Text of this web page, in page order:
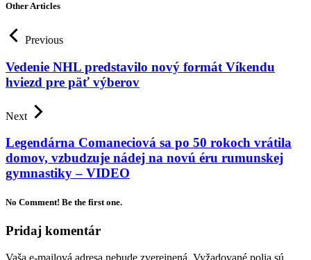
Other Articles
Previous
Vedenie NHL predstavilo nový formát Víkendu
hviezd pre päť výberov
Next
Legendárna Comaneciová sa po 50 rokoch vrátila
domov, vzbudzuje nádej na novú éru rumunskej
gymnastiky – VIDEO
No Comment! Be the first one.
Pridaj komentár
Vaša e-mailová adresa nebude zverejnená. Vyžadované polia sú